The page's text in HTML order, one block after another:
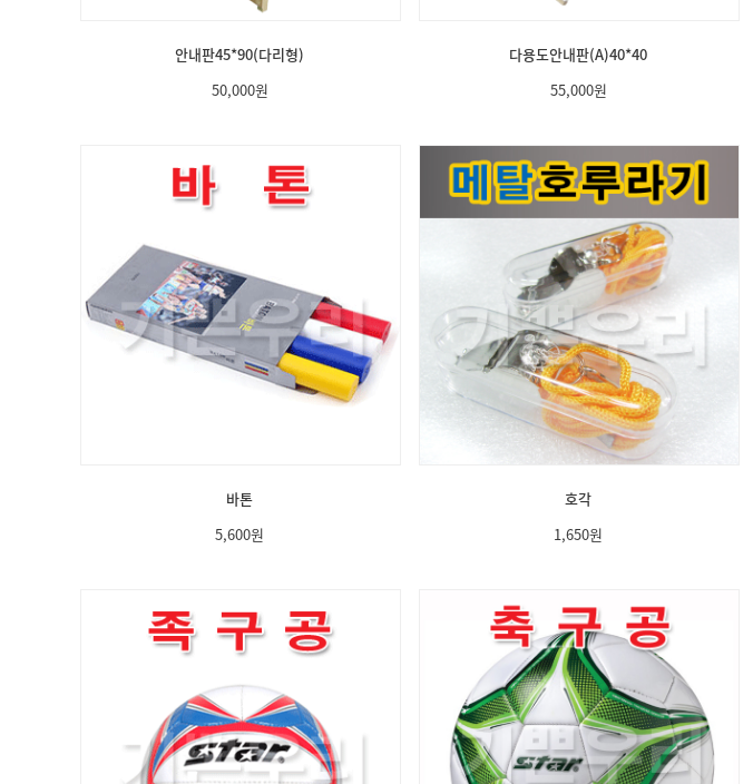
안내판45*90(다리형)
50,000원
다용도안내판(A)40*40
55,000원
바톤
5,600원
호각
1,650원